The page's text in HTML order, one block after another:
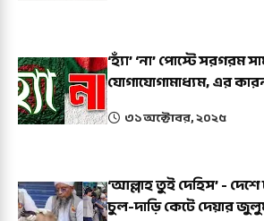
‘হ্যাঁ’ ‘না’ পোস্টে সরগরম
যোগাযোগামাধ্যম, এর
৩১ অক্টোবর, ২০২৫
‘আল্লাহ তুই দেহিস’ -
চুল-দাড়ি কেটে দেয়ার